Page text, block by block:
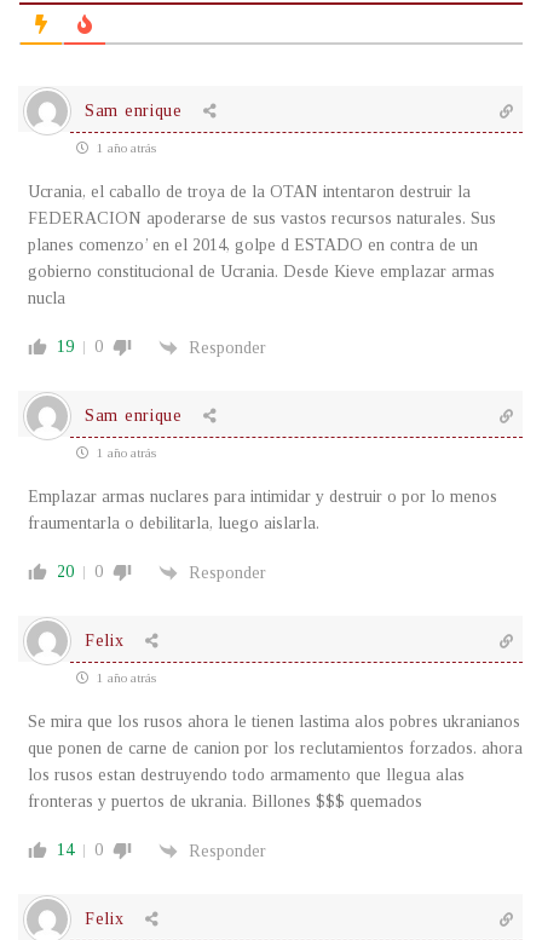
Sam enrique
1 año atrás
Ucrania, el caballo de troya de la OTAN intentaron destruir la
FEDERACION apoderarse de sus vastos recursos naturales. Sus
planes comenzo’ en el 2014, golpe d ESTADO en contra de un
gobierno constitucional de Ucrania. Desde Kieve emplazar armas
nucla
19 0 Responder
Sam enrique
1 año atrás
Emplazar armas nuclares para intimidar y destruir o por lo menos
fraumentarla o debilitarla, luego aislarla.
20 0 Responder
Felix
1 año atrás
Se mira que los rusos ahora le tienen lastima alos pobres ukranianos
que ponen de carne de canion por los reclutamientos forzados. ahora
los rusos estan destruyendo todo armamento que llegua alas
fronteras y puertos de ukrania. Billones $$$ quemados
14 0 Responder
Felix